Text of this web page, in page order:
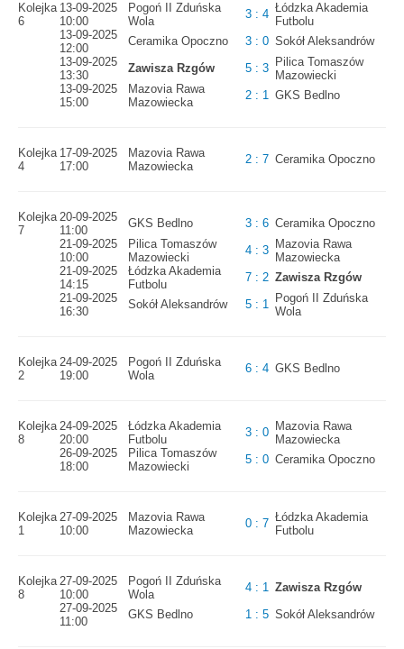
Kolejka
6
13-09-2025
10:00
Pogoń II Zduńska
Wola
3 : 4 Łódzka Akademia
Futbolu
13-09-2025
12:00
Ceramika Opoczno 3 : 0 Sokół Aleksandrów
13-09-2025
13:30
Zawisza Rzgów 5 : 3 Pilica Tomaszów
Mazowiecki
13-09-2025
15:00
Mazovia Rawa
Mazowiecka
2 : 1 GKS Bedlno
Kolejka
4
17-09-2025
17:00
Mazovia Rawa
Mazowiecka
2 : 7 Ceramika Opoczno
Kolejka
7
20-09-2025
11:00
GKS Bedlno 3 : 6 Ceramika Opoczno
21-09-2025
10:00
Pilica Tomaszów
Mazowiecki
4 : 3 Mazovia Rawa
Mazowiecka
21-09-2025
14:15
Łódzka Akademia
Futbolu
7 : 2 Zawisza Rzgów
21-09-2025
16:30
Sokół Aleksandrów 5 : 1 Pogoń II Zduńska
Wola
Kolejka
2
24-09-2025
19:00
Pogoń II Zduńska
Wola
6 : 4 GKS Bedlno
Kolejka
8
24-09-2025
20:00
Łódzka Akademia
Futbolu
3 : 0 Mazovia Rawa
Mazowiecka
26-09-2025
18:00
Pilica Tomaszów
Mazowiecki
5 : 0 Ceramika Opoczno
Kolejka
1
27-09-2025
10:00
Mazovia Rawa
Mazowiecka
0 : 7 Łódzka Akademia
Futbolu
Kolejka
8
27-09-2025
10:00
Pogoń II Zduńska
Wola
4 : 1 Zawisza Rzgów
27-09-2025
11:00
GKS Bedlno 1 : 5 Sokół Aleksandrów